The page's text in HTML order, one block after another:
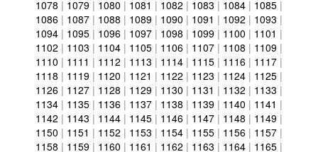
1078 | 1079 | 1080 | 1081 | 1082 | 1083 | 1084 | 1085 |
1086 | 1087 | 1088 | 1089 | 1090 | 1091 | 1092 | 1093 |
1094 | 1095 | 1096 | 1097 | 1098 | 1099 | 1100 | 1101 |
1102 | 1103 | 1104 | 1105 | 1106 | 1107 | 1108 | 1109 |
1110 | 1111 | 1112 | 1113 | 1114 | 1115 | 1116 | 1117 |
1118 | 1119 | 1120 | 1121 | 1122 | 1123 | 1124 | 1125 |
1126 | 1127 | 1128 | 1129 | 1130 | 1131 | 1132 | 1133 |
1134 | 1135 | 1136 | 1137 | 1138 | 1139 | 1140 | 1141 |
1142 | 1143 | 1144 | 1145 | 1146 | 1147 | 1148 | 1149 |
1150 | 1151 | 1152 | 1153 | 1154 | 1155 | 1156 | 1157 |
1158 | 1159 | 1160 | 1161 | 1162 | 1163 | 1164 | 1165 |